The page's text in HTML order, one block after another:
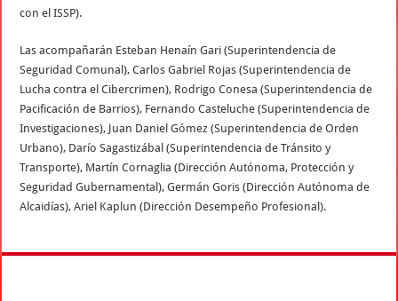
con el ISSP).
Las acompañarán Esteban Henaín Gari (Superintendencia de
Seguridad Comunal), Carlos Gabriel Rojas (Superintendencia de
Lucha contra el Cibercrimen), Rodrigo Conesa (Superintendencia de
Pacificación de Barrios), Fernando Casteluche (Superintendencia de
Investigaciones), Juan Daniel Gómez (Superintendencia de Orden
Urbano), Darío Sagastizábal (Superintendencia de Tránsito y
Transporte), Martín Cornaglia (Dirección Autónoma, Protección y
Seguridad Gubernamental), Germán Goris (Dirección Autónoma de
Alcaidías), Ariel Kaplun (Dirección Desempeño Profesional).